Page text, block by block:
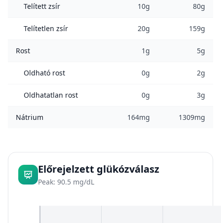
Telített zsír 10g 80g
Telítetlen zsír 20g 159g
Rost 1g 5g
Oldható rost 0g 2g
Oldhatatlan rost 0g 3g
Nátrium 164mg 1309mg
Előrejelzett glükózválasz
Peak: 90.5 mg/dL